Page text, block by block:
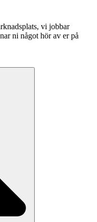
vi jobbar
ni något hör av er på